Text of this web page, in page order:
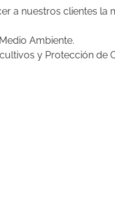
a nuestros clientes la
Ambiente.
y Protección de